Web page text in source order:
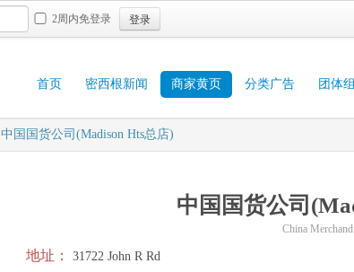
2周内免登录 登录
首页 密西根新闻 商家黄页 分类广告 团体
中国国货公司(Madison Hts总店)
中国国货公司
China
地址： 31722 John R Rd